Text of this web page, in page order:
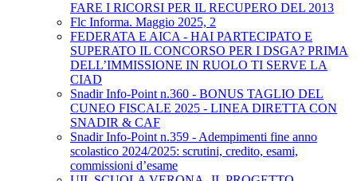
FARE I RICORSI PER IL RECUPERO DEL 2013
Flc Informa. Maggio 2025, 2
FEDERATA E AICA - HAI PARTECIPATO E
SUPERATO IL CONCORSO PER I DSGA? PRIMA
DELL’IMMISSIONE IN RUOLO TI SERVE LA
CIAD
Snadir Info-Point n.360 - BONUS TAGLIO DEL
CUNEO FISCALE 2025 - LINEA DIRETTA CON
SNADIR & CAF
Snadir Info-Point n.359 - Adempimenti fine anno
scolastico 2024/2025: scrutini, credito, esami,
commissioni d’esame